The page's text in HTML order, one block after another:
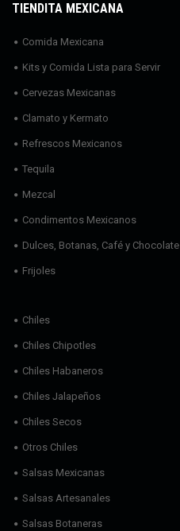
TIENDITA MEXICANA
Comida Mexicana
Kits y Comida Lista para Servir
Cervezas Mexicanas
Clamato y Kermato
Refrescos Mexicanos
Tequila
Mezcal
Condimentos Mexicanos
Dulces, Botanas, Café y Chocolate
Frijoles
Chiles
Chiles Chipotles
Chiles Habaneros
Chiles Jalapeños
Chiles Secos
Otros Chiles
Salsas Mexicanas
Salsas Artesanales
Salsas Botaneras